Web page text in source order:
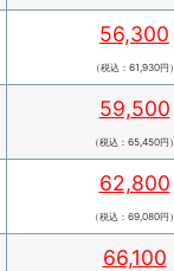
56,300
（税込：61,930円）
59,500
（税込：65,450円）
62,800
（税込：69,080円）
66,100